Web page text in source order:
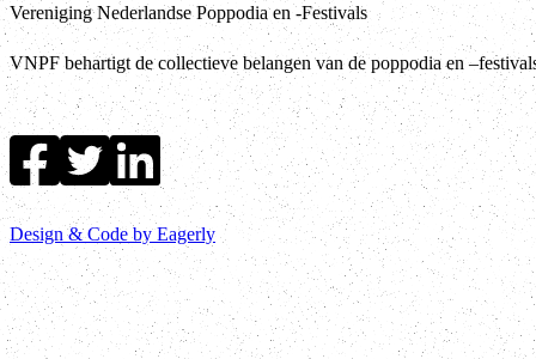
Vereniging Nederlandse Poppodia en -Festivals
VNPF behartigt de collectieve belangen van de poppodia en
Design & Code by Eagerly